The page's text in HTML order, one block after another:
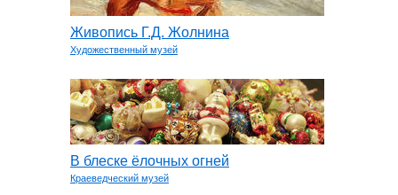
Живопись Г.Д. Жолнина
Художественный музей
В блеске ёлочных огней
Краеведческий музей